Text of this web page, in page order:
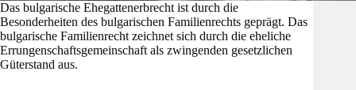
Das bulgarische Ehegattenerbrecht ist durch die
Besonderheiten des bulgarischen Familienrechts geprägt. Das
bulgarische Familienrecht zeichnet sich durch die eheliche
Errungenschaftsgemeinschaft als zwingenden gesetzlichen
Güterstand aus.